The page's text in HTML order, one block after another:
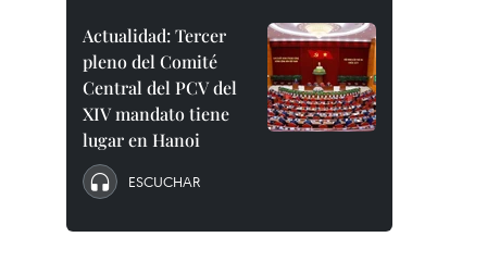
Actualidad: Tercer
pleno del Comité
Central del PCV del
XIV mandato tiene
lugar en Hanoi
ESCUCHAR